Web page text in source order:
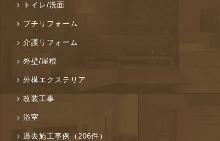
トイレ/洗面
プチリフォーム
介護リフォーム
外壁/屋根
外構エクステリア
改装工事
浴室
過去施工事例（206件）